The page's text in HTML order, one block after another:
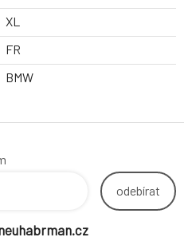
XL
FR
BMW
odebírat